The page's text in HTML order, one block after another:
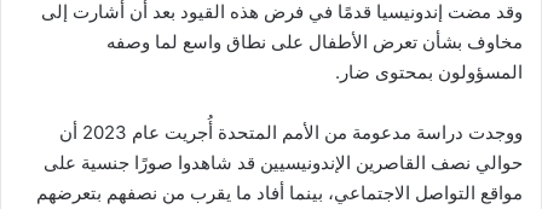
وقد مضت إندونيسيا قدمًا في فرض هذه القيود بعد أن أشارت إلى
مخاوف بشأن تعرض الأطفال على نطاق واسع لما وصفه
المسؤولون بمحتوى ضار.
ووجدت دراسة مدعومة من الأمم المتحدة أُجريت عام 2023 أن
حوالي نصف القاصرين الإندونيسيين قد شاهدوا صورًا جنسية على
مواقع التواصل الاجتماعي، بينما أفاد ما يقرب من نصفهم بتعرضهم